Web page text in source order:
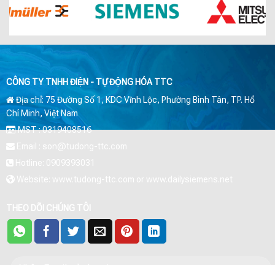
CÔNG TY TNHH ĐIỆN - TỰ ĐỘNG HÓA TTC
Địa chỉ: 75 Đường Số 1, KDC Vĩnh Lộc, Phường Bình Tân, TP. Hồ
Chí Minh, Việt Nam
MST : 0319408516
Email : son@tudong-ttc.com
Hotline: 0909393031
Website: www.tudong-ttc.com or www.dailysiemens.net
THEO DÕI CHÚNG TÔI